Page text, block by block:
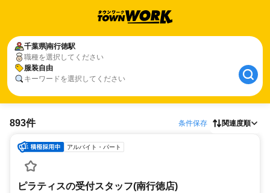
千葉県南行徳駅
職種を選択してください
服装自由
キーワードを選択してください
893件 条件保存 関連度順
アルバイト・パート
ピラティスの受付スタッフ(南行徳店)